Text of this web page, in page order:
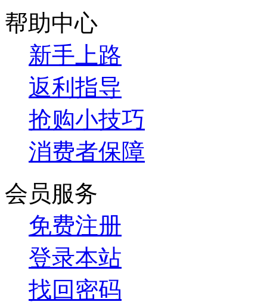
帮助中心
新手上路
返利指导
抢购小技巧
消费者保障
会员服务
免费注册
登录本站
找回密码